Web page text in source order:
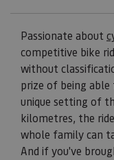
Passionate about
competitive bike
without
prize of being
unique setting of
kilometres, the
whole family can
And if you've